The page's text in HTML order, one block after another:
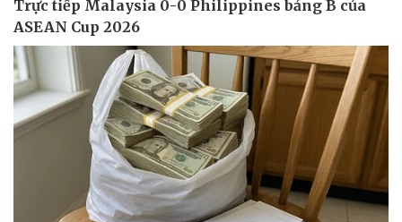
Pháp luật
Quân sự - Quốc phòng